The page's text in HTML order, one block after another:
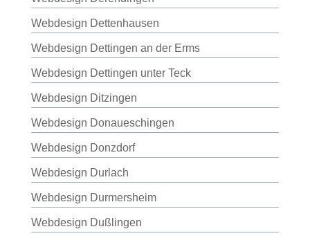
Webdesign Dettenhausen
Webdesign Dettingen an der Erms
Webdesign Dettingen unter Teck
Webdesign Ditzingen
Webdesign Donaueschingen
Webdesign Donzdorf
Webdesign Durlach
Webdesign Durmersheim
Webdesign Dußlingen